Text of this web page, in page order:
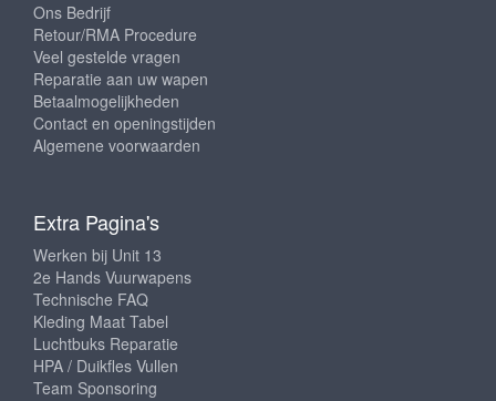
Ons Bedrijf
Retour/RMA Procedure
Veel gestelde vragen
Reparatie aan uw wapen
Betaalmogelijkheden
Contact en openingstijden
Algemene voorwaarden
Extra Pagina's
Werken bij Unit 13
2e Hands Vuurwapens
Technische FAQ
Kleding Maat Tabel
Luchtbuks Reparatie
HPA / Duikfles Vullen
Team Sponsoring